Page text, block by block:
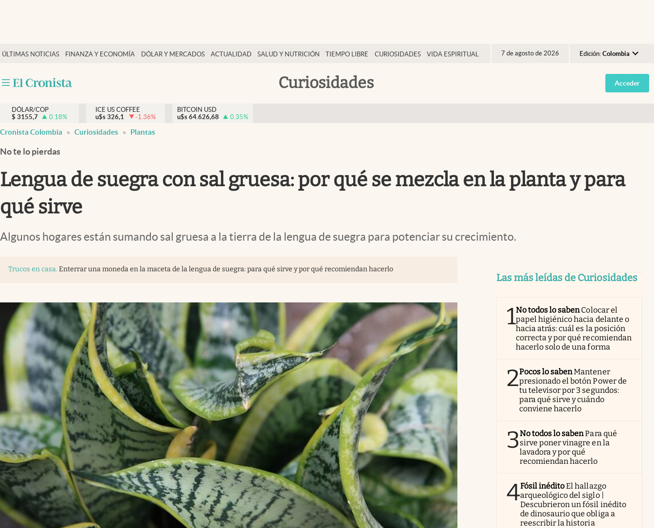
ÚLTIMAS NOTICIAS FINANZA Y ECONOMÍA DÓLAR Y MERCADOS ACTUALIDAD SALUD Y NUTRICIÓN TIEMPO LIBRE CURIOSIDADES VIDA ESPIRITUAL 7 de agosto de 2026 Edición: Colombia
Argentina
España
Curiosidades
Salud y nutrición
Tiempo libre
Dólar y mercados
Curiosidades
Acceder
DÓLAR/COP
$ 3155,7 0.18%
ICE US COFFEE
u$s 326,1 -1.36%
BITCOIN USD
u$s 64.626,68 0.35%
Cronista Colombia Curiosidades Plantas
No te lo pierdas
Lengua de suegra con sal gruesa: por qué se mezcla en la planta y para
qué sirve
Algunos hogares están sumando sal gruesa a la tierra de la lengua de suegra para potenciar su crecimiento.
Trucos en casa. Enterrar una moneda en la maceta de la lengua de suegra: para qué sirve y por qué recomiendan hacerlo
Las más leídas de Curiosidades
1No todos lo sabenColocar el
papel higiénico hacia delante o
hacia atrás: cuál es la posición
correcta y por qué recomiendan
hacerlo solo de una forma
2Pocos lo sabenMantener
presionado el botón Power de
tu televisor por 3 segundos:
para qué sirve y cuándo
conviene hacerlo
3No todos lo sabenPara qué
sirve poner vinagre en la
lavadora y por qué
recomiendan hacerlo
4Fósil inéditoEl hallazgo
arqueológico del siglo |
Descubrieron un fósil inédito
de dinosaurio que obliga a
reescribir la historia